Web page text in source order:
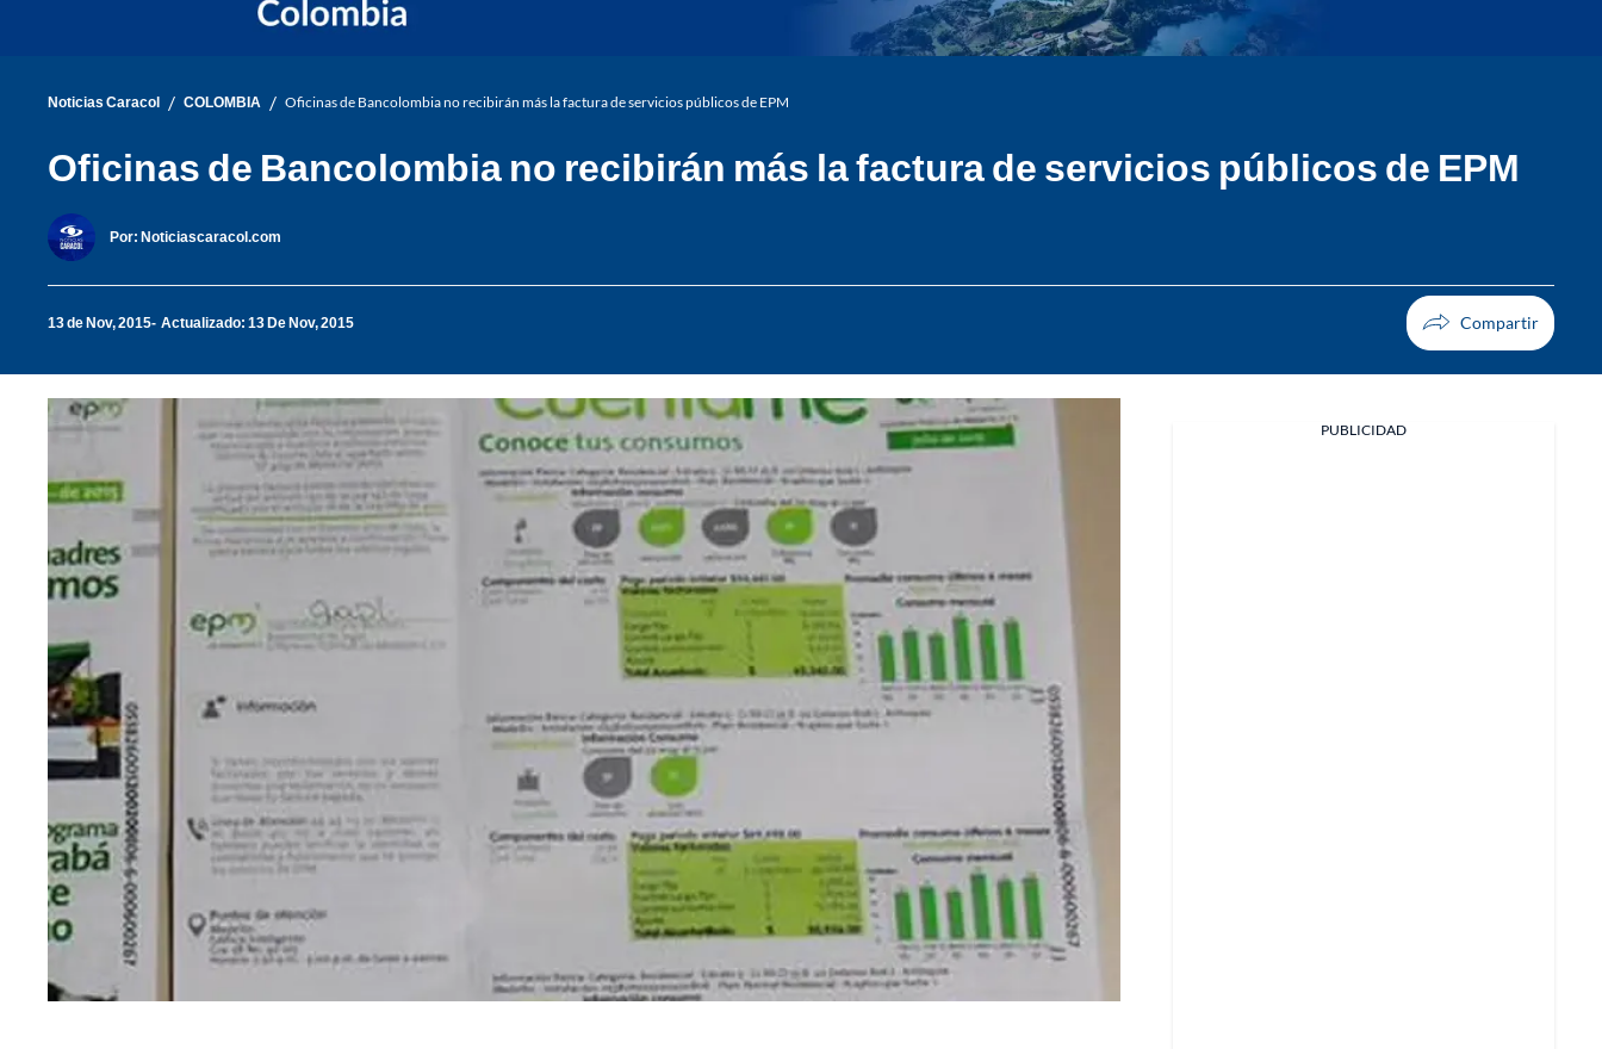
Noticias Caracol / COLOMBIA / Oficinas de Bancolombia no recibirán más la factura de servicios públicos de EPM
Oficinas de Bancolombia no recibirán más la factura de servicios públicos de EPM
Por: Noticiascaracol.com
13 de Nov, 2015 Actualizado: 13 De Nov, 2015
PUBLICIDAD